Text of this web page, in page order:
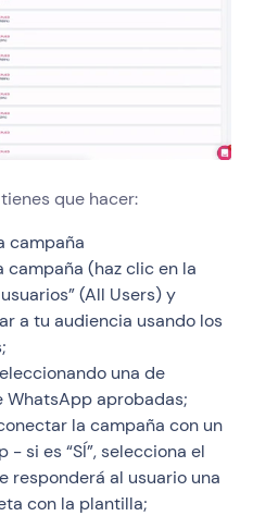
que hacer:
campaña
campaña (haz clic en la
(All Users) y
a tu audiencia usando los
una de
aprobadas;
la campaña con un
si es “SÍ”, selecciona el
responderá al usuario una
con la plantilla;